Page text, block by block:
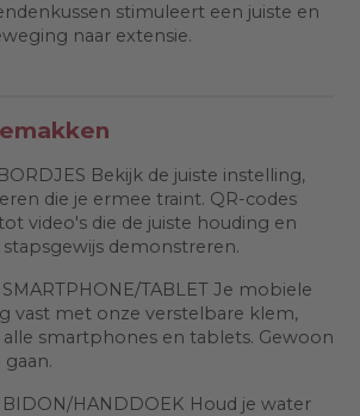
stimuleert een juiste en
naar extensie.
Bekijk de juiste instelling,
die je ermee traint. QR-codes
video's die de juiste houding en
demonstreren.
TABLET Je mobiele
vast met onze verstelbare klem,
smartphones en tablets. Gewoon
BIDON/HANDDOEK Houd je water